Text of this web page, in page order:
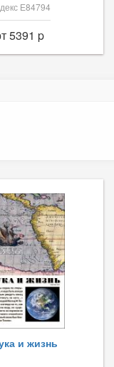
Е84794
5391 p
и жизнь